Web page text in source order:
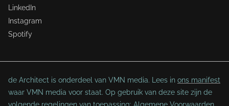
LinkedIn
Instagram
Spotify
de Architect is onderdeel van VMN media. Lees in ons manifest
waar VMN media voor staat. Op gebruik van deze site zijn de